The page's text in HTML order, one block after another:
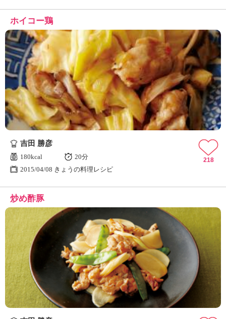
ホイコー鶏
吉田 勝彦
180kcal
20分
2015/04/08 きょうの料理レシピ
218
炒め酢豚